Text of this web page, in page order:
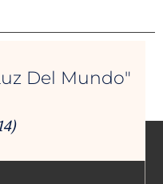
Del Mundo"